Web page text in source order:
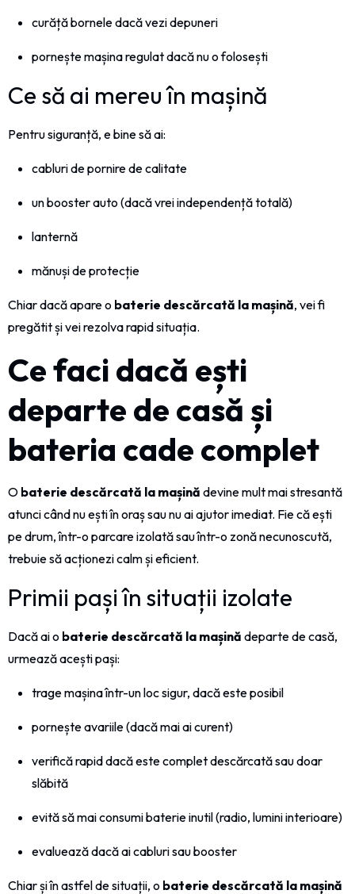
curăță bornele dacă vezi depuneri
pornește mașina regulat dacă nu o folosești
Ce să ai mereu în mașină
Pentru siguranță, e bine să ai:
cabluri de pornire de calitate
un booster auto (dacă vrei independență totală)
lanternă
mănuși de protecție
Chiar dacă apare o baterie descărcată la mașină, vei fi
pregătit și vei rezolva rapid situația.
Ce faci dacă ești
departe de casă și
bateria cade complet
O baterie descărcată la mașină devine mult mai stresantă
atunci când nu ești în oraș sau nu ai ajutor imediat. Fie că ești
pe drum, într-o parcare izolată sau într-o zonă necunoscută,
trebuie să acționezi calm și eficient.
Primii pași în situații izolate
Dacă ai o baterie descărcată la mașină departe de casă,
urmează acești pași:
trage mașina într-un loc sigur, dacă este posibil
pornește avariile (dacă mai ai curent)
verifică rapid dacă este complet descărcată sau doar
slăbită
evită să mai consumi baterie inutil (radio, lumini interioare)
evaluează dacă ai cabluri sau booster
Chiar și în astfel de situații, o baterie descărcată la mașină